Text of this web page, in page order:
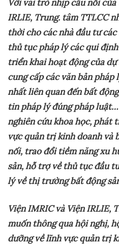
Vớivai trò nhịp cầu nối của
IRLIE, Trung. tâm TTLCC
thời cho các nhà đầu tư
thủ tục pháp lý các qui
triển khai hoạt động của
cung cấp các văn bản
nhất liên quan đến bất
tin pháp lý đúng pháp luật…
nghiên cứu khoa học, phát
vực quản trị kinh doanh và
nối, trao đổi tiềm năng xu
sản, hỗ trợ về thủ tục đầu
lý về thị trường bất động
ViệnIMRIC và Viện IRLIE,
muốn thông quahội nghị,
dưỡng về lĩnh vực quản trị